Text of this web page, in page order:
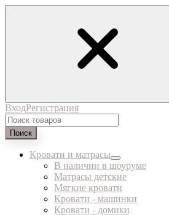
ВходРегистрация
Поиск
Кровати и матрасы
В наличии в шоуруме
Матрасы детские
Мягкие кровати
Кровати - машинки
Кровати - домики